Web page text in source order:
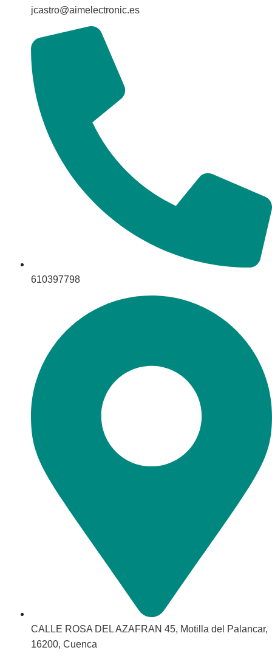
jcastro@aimelectronic.es
610397798
CALLE ROSA DEL AZAFRAN 45, Motilla del Palancar,
16200, Cuenca